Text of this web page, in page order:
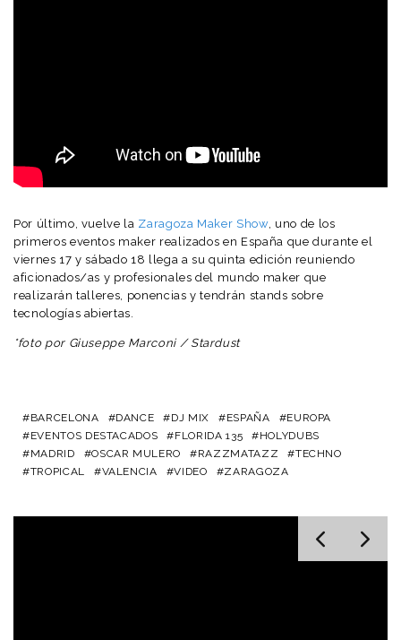
Por último, vuelve la Zaragoza Maker Show, uno de los
primeros eventos maker realizados en España que durante el
viernes 17 y sábado 18 llega a su quinta edición reuniendo
aficionados/as y profesionales del mundo maker que
realizarán talleres, ponencias y tendrán stands sobre
tecnologías abiertas.
*foto por Giuseppe Marconi/ Stardust
BARCELONA DANCE DJ MIX ESPAÑA
EUROPA
EVENTOS DESTACADOS
FLORIDA 135
HOLYDUBS
MADRID
OSCAR MULERO RAZZMATAZZ
TECHNO
TROPICAL
VALENCIA VIDEO ZARAGOZA